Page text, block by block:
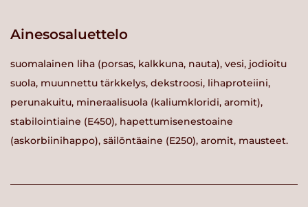
Ainesosaluettelo
suomalainen liha (porsas, kalkkuna, nauta), vesi, jodioitu
suola, muunnettu tärkkelys, dekstroosi, lihaproteiini,
perunakuitu, mineraalisuola (kaliumkloridi, aromit),
stabilointiaine (E450), hapettumisenestoaine
(askorbiinihappo), säilöntäaine (E250), aromit, mausteet.